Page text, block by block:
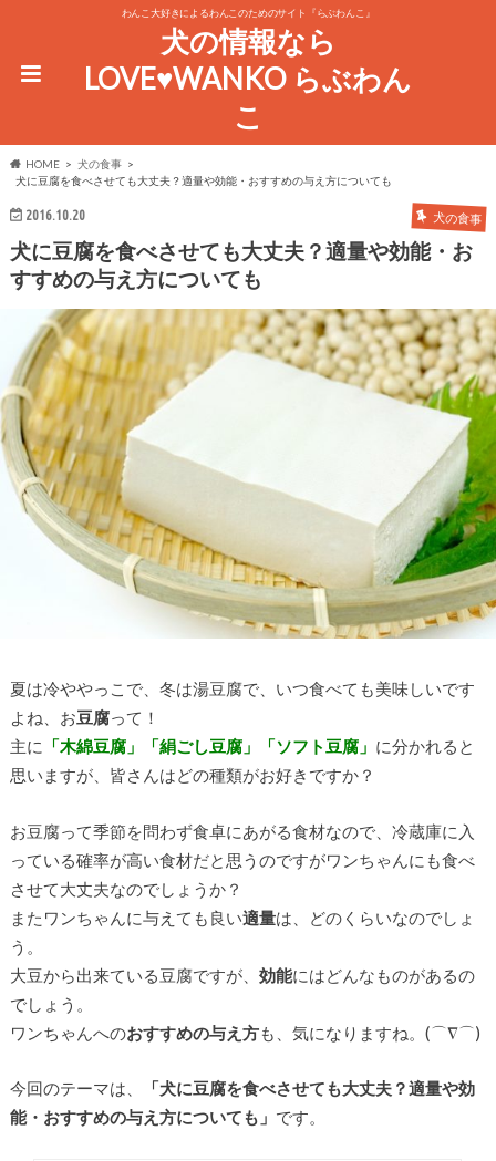
わんこ大好きによるわんこのためのサイト『らぶわんこ』
犬の情報なら
LOVE♥WANKO らぶわん
こ
HOME
犬の食事
犬に豆腐を食べさせても大丈夫？適量や効能・おすすめの与え方についても
2016.10.20 犬の食事
犬に豆腐を食べさせても大丈夫？適量や効能・お
すすめの与え方についても
夏は冷ややっこで、冬は湯豆腐で、いつ食べても美味しいです
よね、お豆腐って！
主に
「木綿豆腐」「絹ごし豆腐」「ソフト豆腐」 に分かれると
思いますが、皆さんはどの種類がお好きですか？
お豆腐って季節を問わず食卓にあがる食材なので、冷蔵庫に入
っている確率が高い食材だと思うのですがワンちゃんにも食べ
させて大丈夫なのでしょうか？
またワンちゃんに与えても良い適量は、どのくらいなのでしょ
う。
大豆から出来ている豆腐ですが、 効能にはどんなものがあるの
でしょう。
ワンちゃんへのおすすめの与え方も、気になりますね。(⌒∇⌒)
今回のテーマは、
「犬に豆腐を食べさせても大丈夫？適量や効
能・おすすめの与え方についても」 です。